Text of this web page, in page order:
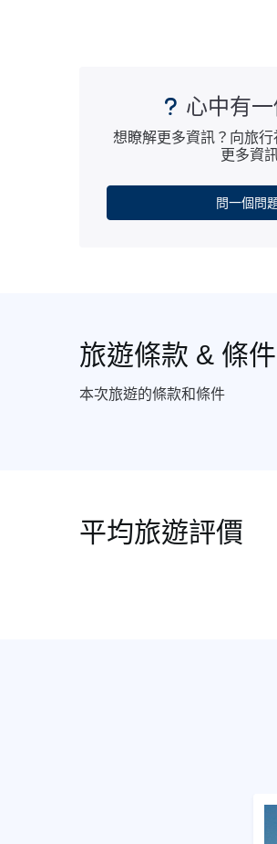
心中有
想瞭解更多資訊？向旅
更多資
問一個問
旅遊條款 & 條件
本次旅遊的條款和條件
平均旅遊評價